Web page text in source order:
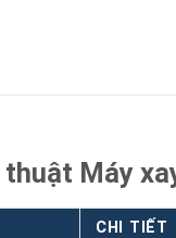
Máy
CHI TIẾT